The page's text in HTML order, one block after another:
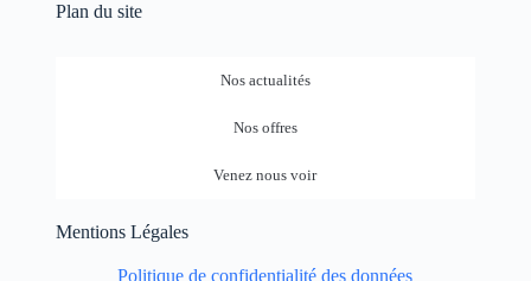
Plan du site
Nos actualités
Nos offres
Venez nous voir
Mentions Légales
Politique de confidentialité des données